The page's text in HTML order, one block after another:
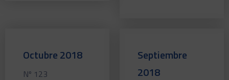
Octubre 2018
Nº 123
Septiembre
2018